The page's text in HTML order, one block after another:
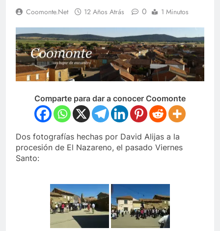
Coomonte.net 12 Años Atrás 0 1 Minutos
Comparte para dar a conocer Coomonte
Dos fotografías hechas por David Alijas a la
procesión de El Nazareno, el pasado Viernes
Santo: